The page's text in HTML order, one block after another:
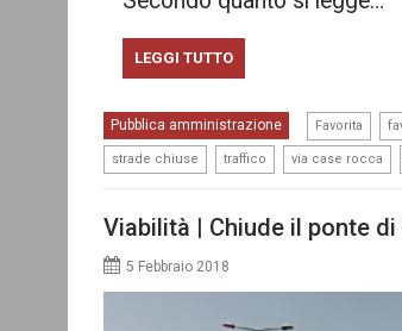
LEGGI TUTTO
Pubblica amministrazione Favorita
strade chiuse traffico via case rocca
Viabilità | Chiude il ponte
5 Febbraio 2018